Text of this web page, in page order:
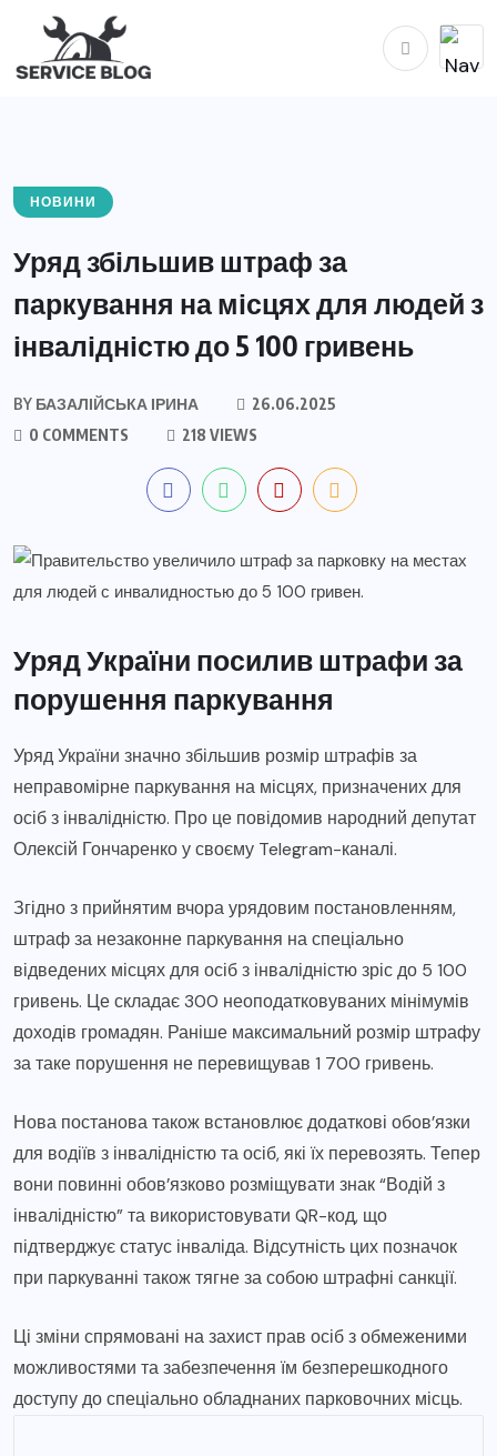
НОВИНИ
Уряд збільшив штраф за
паркування на місцях для людей з
інвалідністю до 5 100 гривень
BY БАЗАЛІЙСЬКА ІРИНА
26.06.2025
0 COMMENTS
218 VIEWS
Уряд України посилив штрафи за
порушення паркування
Уряд України значно збільшив розмір штрафів за
неправомірне паркування на місцях, призначених для
осіб з інвалідністю. Про це повідомив народний депутат
Олексій Гончаренко у своєму Telegram-каналі.
Згідно з прийнятим вчора урядовим постановленням,
штраф за незаконне паркування на спеціально
відведених місцях для осіб з інвалідністю зріс до 5 100
гривень. Це складає 300 неоподатковуваних мінімумів
доходів громадян. Раніше максимальний розмір штрафу
за таке порушення не перевищував 1 700 гривень.
Нова постанова також встановлює додаткові обов’язки
для водіїв з інвалідністю та осіб, які їх перевозять. Тепер
вони повинні обов’язково розміщувати знак “Водій з
інвалідністю” та використовувати QR-код, що
підтверджує статус інваліда. Відсутність цих позначок
при паркуванні також тягне за собою штрафні санкції.
Ці зміни спрямовані на захист прав осіб з обмеженими
можливостями та забезпечення їм безперешкодного
доступу до спеціально обладнаних парковочних місць.